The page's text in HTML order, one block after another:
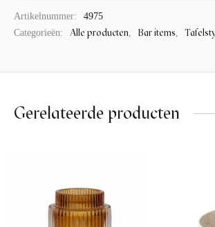
Artikelnummer:
4975
Categorieën:
Alle producten, Bar items,
Gerelateerde producten